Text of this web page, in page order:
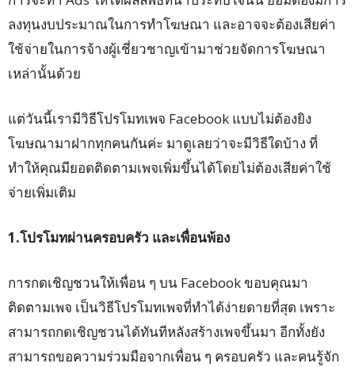
ลงทุนงบประมาณในการทำโฆษณา และอาจจะต้องเสียค่า
ใช้จ่ายในการจ้างผู้เชี่ยวชาญเข้ามาช่วยจัดการโฆษณา
เหล่านั้นด้วย
แต่วันนี้เรามีวิธีโปรโมทเพจ Facebook แบบไม่ต้องยิง
โฆษณามาฝากทุกคนกันค่ะ มาดูเลยว่าจะมีวิธีใดบ้าง ที่
ทำให้คุณมียอดติดตามเพจเพิ่มขึ้นได้โดยไม่ต้องเสียค่าใช้
จ่ายเพิ่มเติม
1.โปรโมทผ่านครอบครัว และเพื่อนพ้อง
การกดเชิญชวนให้เพื่อน ๆ บน Facebook ขอบคุณมา
ติดตามเพจ เป็นวิธีโปรโมทเพจที่ทำได้ง่ายดายที่สุด เพราะ
สามารถกดเชิญชวนได้ทันทีหลังสร้างเพจขึ้นมา อีกทั้งยัง
สามารถขอความร่วมมือจากเพื่อน ๆ ครอบครัว และคนรู้จัก